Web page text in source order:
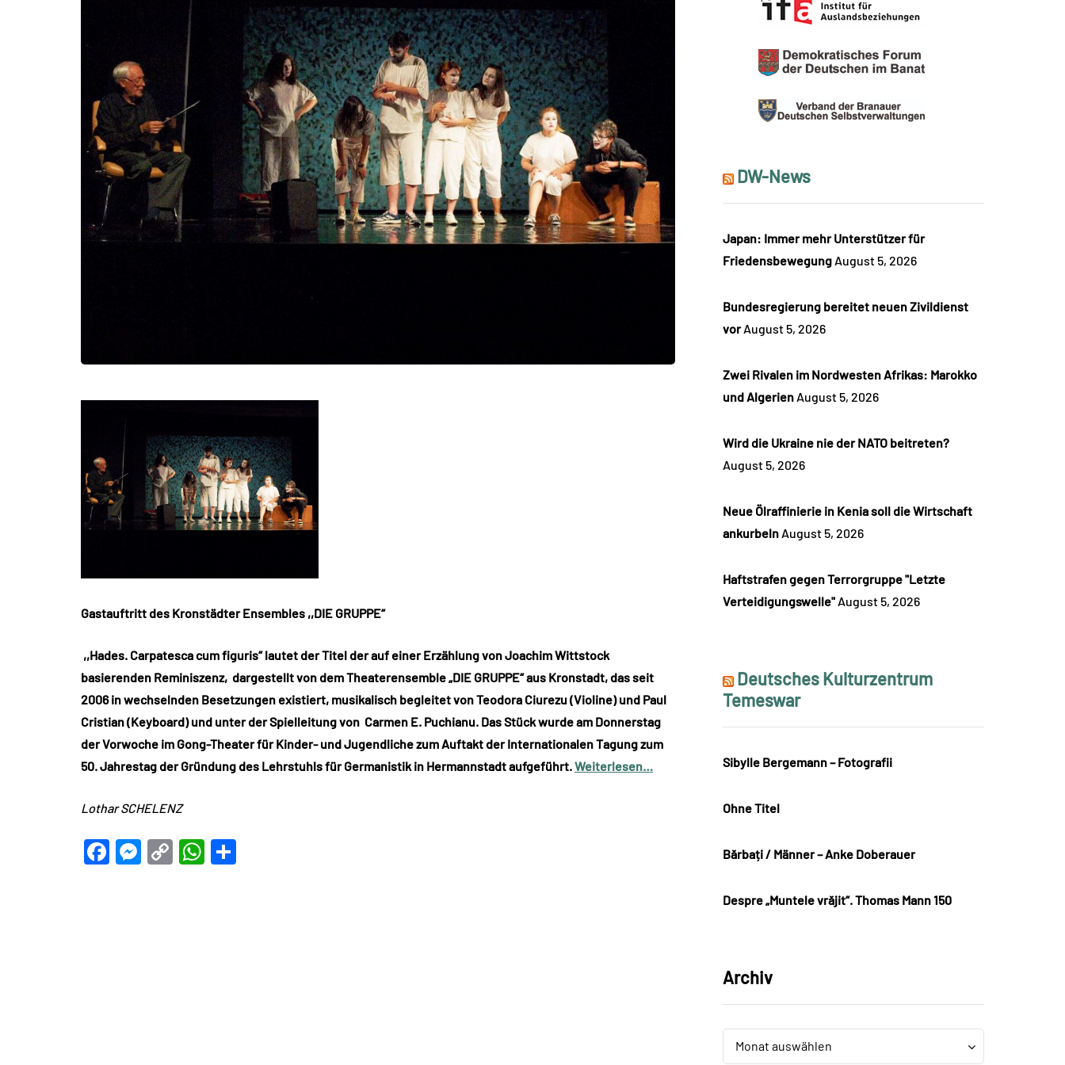
Gastauftritt des Kronstädter Ensembles ,,DIE GRUPPE“
,,Hades. Carpatesca cum figuris“ lautet der Titel der auf einer Erzählung von Joachim Wittstock
basierenden Reminiszenz, dargestellt von dem Theaterensemble „DIE GRUPPE“ aus Kronstadt, das seit
2006 in wechselnden Besetzungen existiert, musikalisch begleitet von Teodora Ciurezu (Violine) und Paul
Cristian (Keyboard) und unter der Spielleitung von Carmen E. Puchianu. Das Stück wurde am Donnerstag
der Vorwoche im Gong-Theater für Kinder- und Jugendliche zum Auftakt der Internationalen Tagung zum
50. Jahrestag der Gründung des Lehrstuhls für Germanistik in Hermannstadt aufgeführt.Weiterlesen…
Lothar SCHELENZ
Facebook
Messenger
CopyWhatsApp
DW-News
Japan: Immer mehr Unterstützer für
Friedensbewegung August 5, 2026
Bundesregierung bereitet neuen Zivildienst
vor August 5, 2026
Zwei Rivalen im Nordwesten Afrikas: Marokko
und Algerien August 5, 2026
Wird die Ukraine nie der NATO beitreten?
August 5, 2026
Neue Ölraffinierie in Kenia soll die Wirtschaft
ankurbeln August 5, 2026
Haftstrafen gegen Terrorgruppe "Letzte
Verteidigungswelle" August 5, 2026
Deutsches Kulturzentrum
Temeswar
Sibylle Bergemann – Fotografii
Ohne Titel
Bărbați / Männer – Anke Doberauer
Despre „Muntele vrăjit“. Thomas Mann 150
Archiv
Archiv
Monat auswählen
Archiv